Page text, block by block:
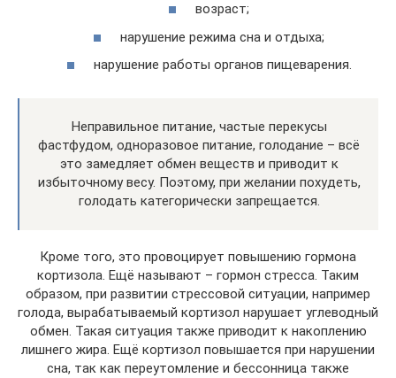
возраст;
нарушение режима сна и отдыха;
нарушение работы органов пищеварения.
Неправильное питание, частые перекусы
фастфудом, одноразовое питание, голодание – всё
это замедляет обмен веществ и приводит к
избыточному весу. Поэтому, при желании похудеть,
голодать категорически запрещается.
Кроме того, это провоцирует повышению гормона
кортизола. Ещё называют – гормон стресса. Таким
образом, при развитии стрессовой ситуации, например
голода, вырабатываемый кортизол нарушает углеводный
обмен. Такая ситуация также приводит к накоплению
лишнего жира. Ещё кортизол повышается при нарушении
сна, так как переутомление и бессонница также